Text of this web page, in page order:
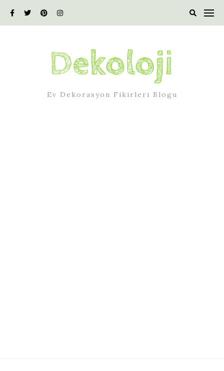
Ev Dekorasyon Fikirleri Blogu